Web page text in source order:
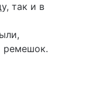
так и в
ремешок.